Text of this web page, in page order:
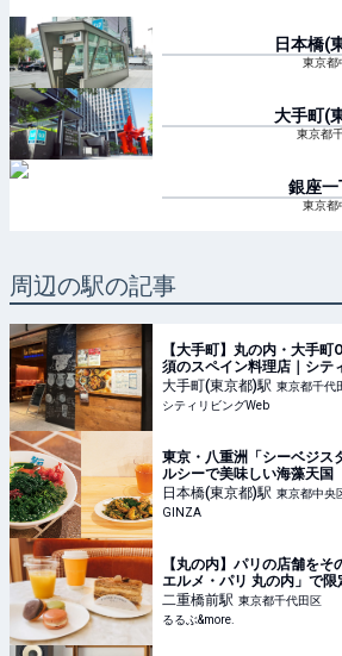
日本橋(
東京都
大手町(
東京都
銀座一
東京都
周辺の駅の記事
【大手町】丸の内・大手
須のスペイン料理店｜シテ
大手町(東京都)駅 東京都千代
シティリビングWeb
東京・八重洲「シーベジス
ルシーで美味しい海藻天国
日本橋(東京都)駅 東京都中央
GINZA
【丸の内】パリの店舗をそ
エルメ・パリ 丸の内」で
能｜るるぶ&more.
二重橋前駅 東京都千代田区
るるぶ&more.